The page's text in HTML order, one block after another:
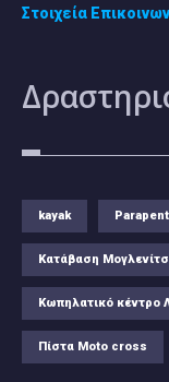
Στοιχεία
kayak
Κατάβαση
Κωπηλατικό κέντρο
Πίστα Moto cross